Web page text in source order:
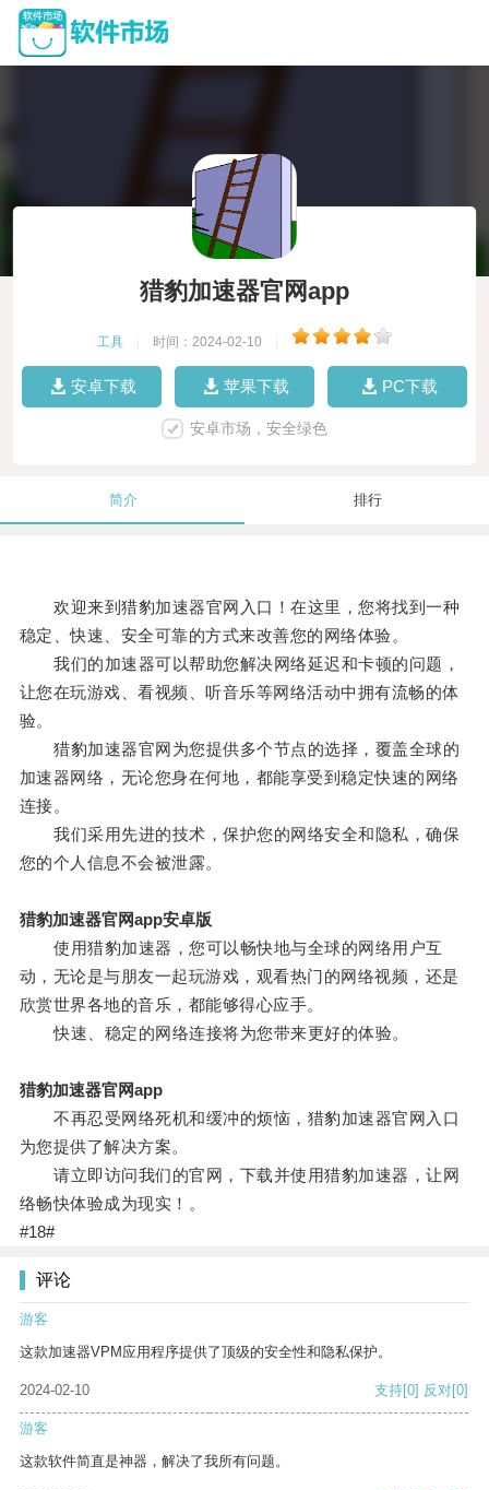
猎豹加速器官网app
工具 时间：2024-02-10
安卓下载 苹果下载 PC下载
安卓市场，安全绿色
简介 排行
欢迎来到猎豹加速器官网入口！在这里，您将找到一种
稳定、快速、安全可靠的方式来改善您的网络体验。
我们的加速器可以帮助您解决网络延迟和卡顿的问题，
让您在玩游戏、看视频、听音乐等网络活动中拥有流畅的体
验。
猎豹加速器官网为您提供多个节点的选择，覆盖全球的
加速器网络，无论您身在何地，都能享受到稳定快速的网络
连接。
我们采用先进的技术，保护您的网络安全和隐私，确保
您的个人信息不会被泄露。
猎豹加速器官网app安卓版
使用猎豹加速器，您可以畅快地与全球的网络用户互
动，无论是与朋友一起玩游戏，观看热门的网络视频，还是
欣赏世界各地的音乐，都能够得心应手。
快速、稳定的网络连接将为您带来更好的体验。
猎豹加速器官网app
不再忍受网络死机和缓冲的烦恼，猎豹加速器官网入口
为您提供了解决方案。
请立即访问我们的官网，下载并使用猎豹加速器，让网
络畅快体验成为现实！。
#18#
评论
游客
这款加速器VPM应用程序提供了顶级的安全性和隐私保护。
2024-02-10 支持[0] 反对[0]
游客
这款软件简直是神器，解决了我所有问题。